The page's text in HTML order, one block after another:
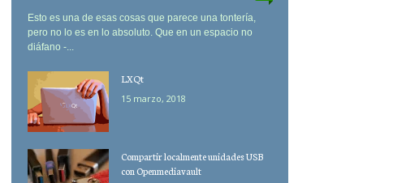
Esto es una de esas cosas que parece una tontería,
pero no lo es en lo absoluto. Que en un espacio no
diáfano -...
LXQt
15 marzo, 2018
Compartir localmente unidades USB
con Openmediavault